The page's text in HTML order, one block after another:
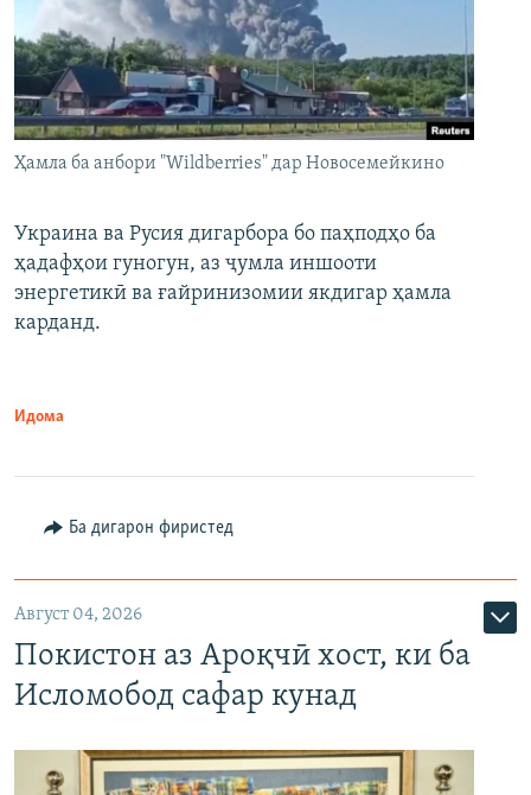
Ҳамла ба анбори "Wildberries" дар Новосемейкино
Украина ва Русия дигарбора бо паҳподҳо ба
ҳадафҳои гуногун, аз ҷумла иншооти
энергетикӣ ва ғайринизомии якдигар ҳамла
карданд.
Идома
Ба дигарон фиристед
Август 04, 2026
Покистон аз Ароқчӣ хост, ки ба
Исломобод сафар кунад